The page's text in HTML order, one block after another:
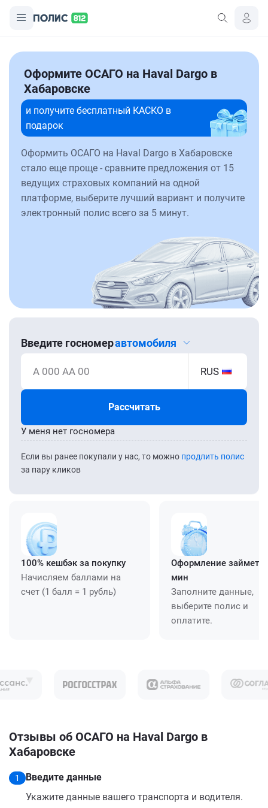
Оформите ОСАГО на Haval Dargo в
Хабаровске
и получите бесплатный КАСКО в
подарок
Оформить ОСАГО на Haval Dargo в Хабаровске
стало еще проще - сравните предложения от 15
ведущих страховых компаний на одной
платформе, выберите лучший вариант и получите
электронный полис всего за 5 минут.
Введите госномеравтомобиля
А 000 АА 00 RUS
Рассчитать
Если вы ранее покупали у нас, то можно продлить полис
за пару кликов
У меня нет госномера
100% кешбэк за покупку
Начисляем баллами на
счет (1 балл = 1 рубль)
Оформление займет
мин
Заполните данные,
выберите полис и
оплатите.
Отзывы об ОСАГО на Haval Dargo в
Хабаровске
1
Введите данные
Укажите данные вашего транспорта и водителя.